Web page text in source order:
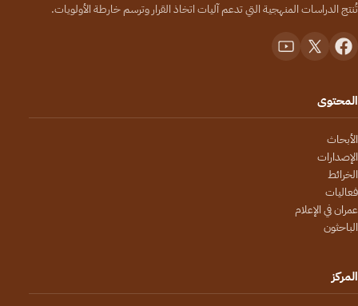
تُنتج الدراسات المنهجية التي تدعم آليات اتخاذ القرار وترسم خارطة الأولويات.
المحتوى
الأبحاث
الإصدارات
الخرائط
فعاليات
عمران في الإعلام
الباحثون
المركز